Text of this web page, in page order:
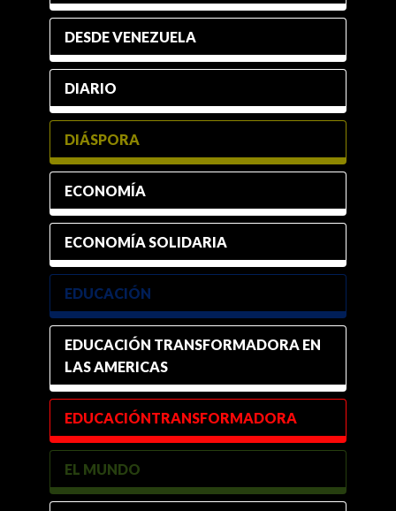
DESDE VENEZUELA
DIARIO
DIÁSPORA
ECONOMÍA
ECONOMÍA SOLIDARIA
EDUCACIÓN
EDUCACIÓN TRANSFORMADORA EN
LAS AMERICAS
EDUCACIÓNTRANSFORMADORA
EL MUNDO